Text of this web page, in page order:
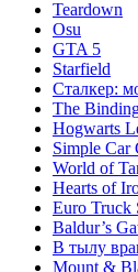
Teardown
Osu
GTA 5
Starfield
Сталкер:
The
Hogwarts
Simple Car
World of
Hearts of
Euro Truck
Baldur’s
В тылу
Mount &